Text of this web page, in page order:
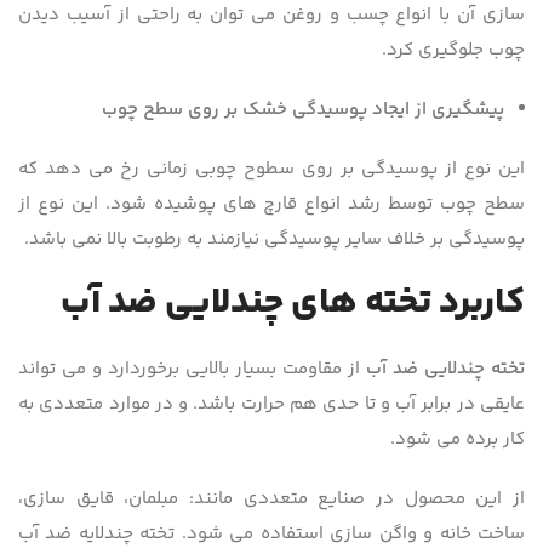
سازی آن با انواع چسب و روغن می توان به راحتی از آسیب دیدن
چوب جلوگیری کرد.
پیشگیری از ایجاد پوسیدگی خشک بر روی سطح چوب
این نوع از پوسیدگی بر روی سطوح چوبی زمانی رخ می دهد که
سطح چوب توسط رشد انواع قارچ های پوشیده شود. این نوع از
پوسیدگی بر خلاف سایر پوسیدگی نیازمند به رطوبت بالا نمی باشد.
کاربرد تخته های چندلایی ضد آب
تخته چندلایی ضد آب از مقاومت بسیار بالایی برخوردارد و می تواند
عایقی در برابر آب و تا حدی هم حرارت باشد. و در موارد متعددی به
کار برده می شود.
از این محصول در صنایع متعددی مانند: مبلمان، قایق سازی،
ساخت خانه و واگن سازی استفاده می شود. تخته چندلایه ضد آب